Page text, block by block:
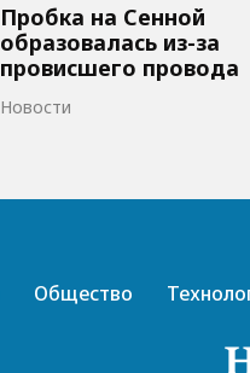
Пробка на Сенной
образовалась из-за
провисшего провода
Новости
Общество